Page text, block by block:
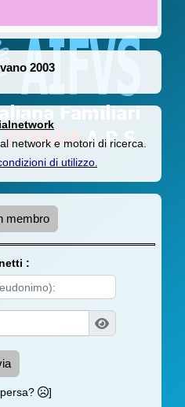
2003
network e motori di ricerca.
di utilizzo.
membro
:
]